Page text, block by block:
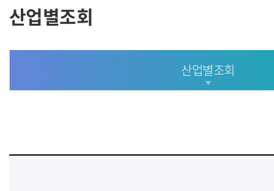
산업별조회
산업별조회